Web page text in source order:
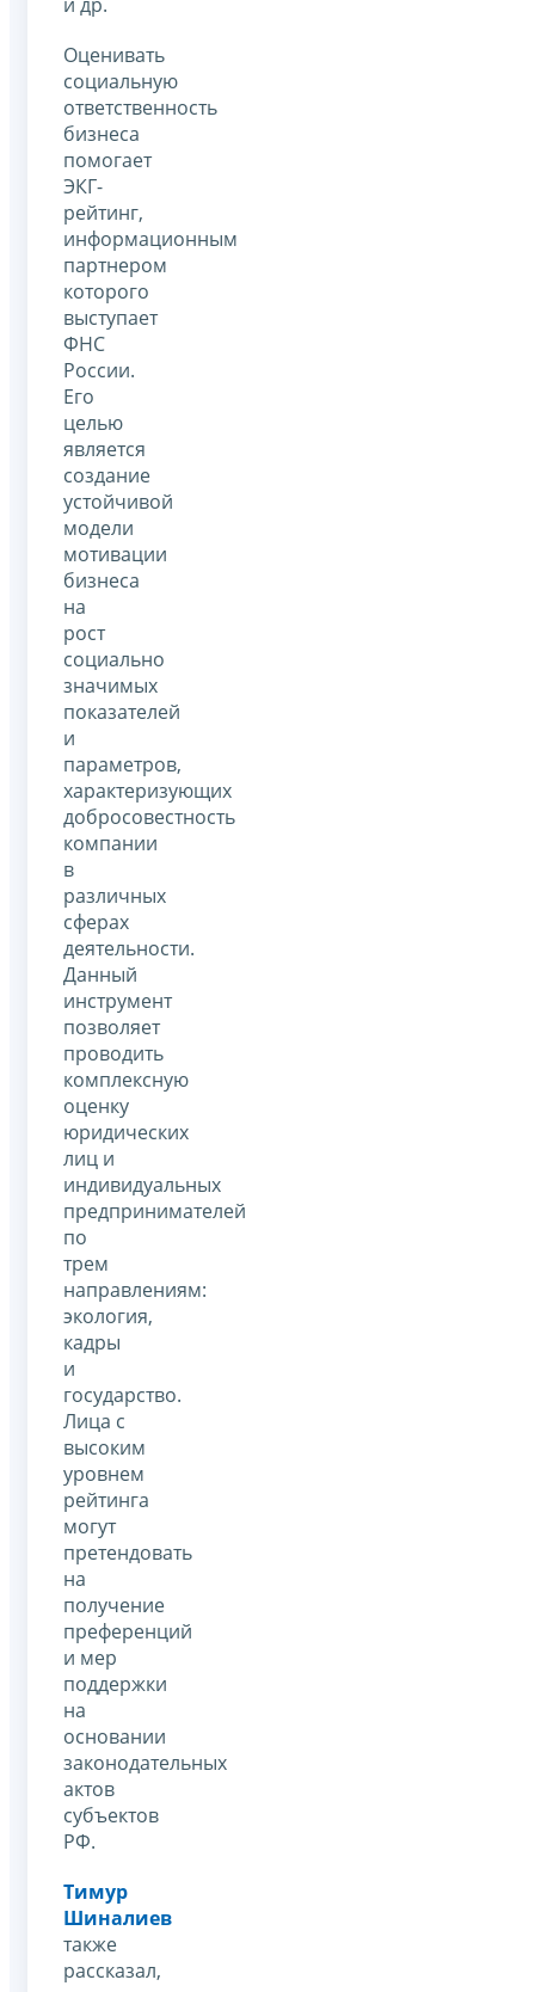
Оценивать
социальную
ответственность
бизнеса
помогает
ЭКГ-
рейтинг,
информационным
партнером
которого
выступает
ФНС
России.
Его
целью
является
создание
устойчивой
модели
мотивации
бизнеса
на
рост
социально
значимых
показателей
и
параметров,
характеризующих
добросовестность
компании
в
различных
сферах
деятельности.
Данный
инструмент
позволяет
проводить
комплексную
оценку
юридических
лиц и
индивидуальных
предпринимателей
по
трем
направлениям:
экология,
кадры
и
государство.
Лица с
высоким
уровнем
рейтинга
могут
претендовать
на
получение
преференций
и мер
поддержки
на
основании
законодательных
актов
субъектов
РФ.
Тимур
Шиналиев
также
рассказал,